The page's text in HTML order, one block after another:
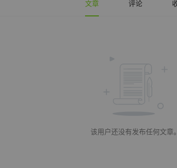
文章 评论
该用户还没有发布任何文章。